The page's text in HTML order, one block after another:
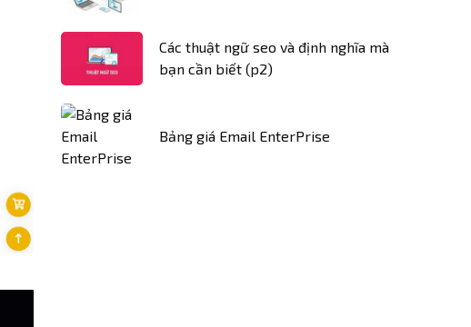
Các thuật ngữ seo và định nghĩa mà
bạn cần biết (p2)
Bảng giá Email EnterPrise